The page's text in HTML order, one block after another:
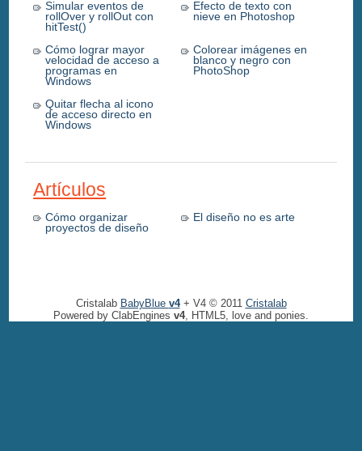
Simular eventos de
rollOver y rollOut con
hitTest()
Efecto de texto con
nieve en Photoshop
Cómo lograr mayor
velocidad de acceso a
programas en
Windows
Colorear imágenes en
blanco y negro con
PhotoShop
Quitar flecha al icono
de acceso directo en
Windows
Artículos
Cómo organizar
proyectos de diseño
El diseño no es arte
Cristalab BabyBlue v4+ V4 © 2011 Cristalab
Powered by ClabEngines v4, HTML5, love and ponies.